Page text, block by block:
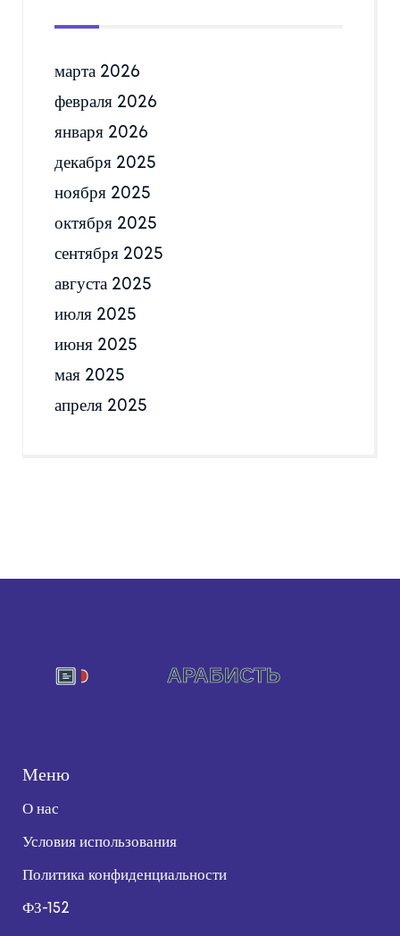
марта 2026
февраля 2026
января 2026
декабря 2025
ноября 2025
октября 2025
сентября 2025
августа 2025
июля 2025
июня 2025
мая 2025
апреля 2025
Меню
О нас
Условия использования
Политика конфиденциальности
ФЗ-152